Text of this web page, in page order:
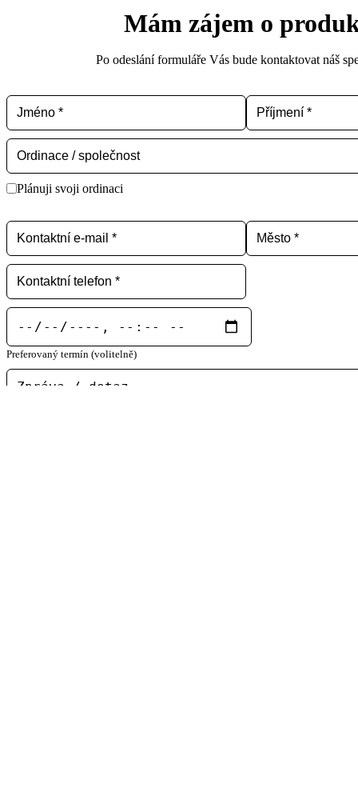
Mám zájem o
Po odeslání formuláře Vás bude kontaktovat náš
Plánuji svoji ordinaci
Preferovaný termín (volitelně)